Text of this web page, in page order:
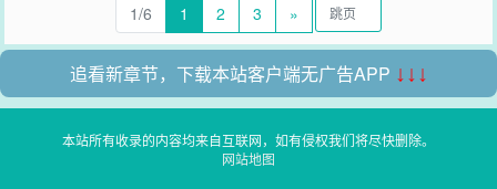
1/6 1 2 3 »
追看新章节，下载本站客户端无广告APP ↓↓↓
本站所有收录的内容均来自互联网，如有侵权我们将尽快删除。
网站地图